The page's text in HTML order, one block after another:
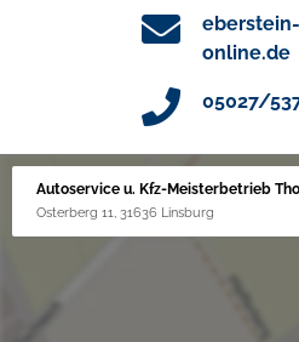
online.de
05027/
Autoservice u. Kfz-Meisterbetrieb
Osterberg 11, 31636 Linsburg